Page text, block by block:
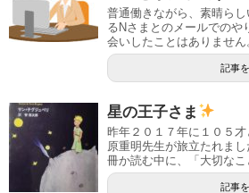
普通働きながら、素晴ら
るNさまとのメールでのや
会いしたことはありませ
記事
星の王子さま
昨年２０１７年に１０５
原重明先生が旅立たれま
冊か読む中に、「大切なこ
記事